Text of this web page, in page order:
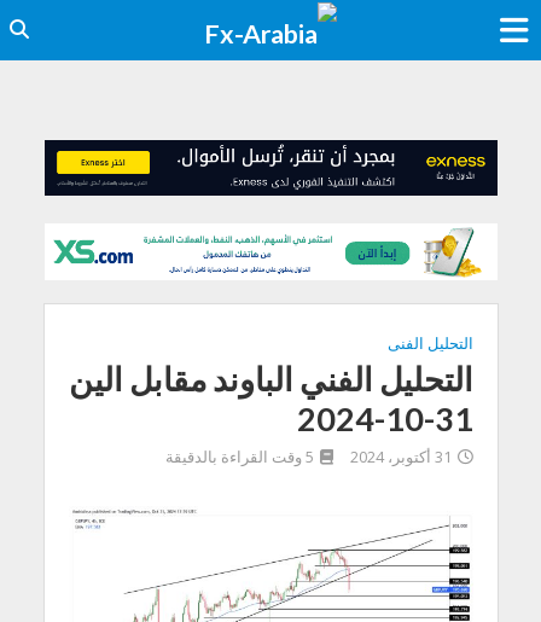
التحليل الفنى
التحليل الفني الباوند مقابل الين
31-10-2024
31 أكتوبر، 2024 5 وقت القراءة بالدقيقة